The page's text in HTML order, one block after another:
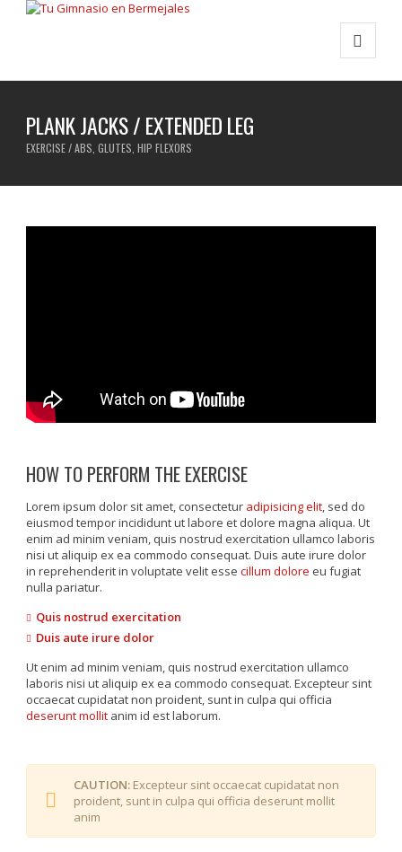
PLANK JACKS / EXTENDED LEG
EXERCISE / ABS, GLUTES, HIP FLEXORS
HOW TO PERFORM THE EXERCISE
Lorem ipsum dolor sit amet, consectetur adipisicing elit, sed do
eiusmod tempor incididunt ut labore et dolore magna aliqua. Ut
enim ad minim veniam, quis nostrud exercitation ullamco laboris
nisi ut aliquip ex ea commodo consequat. Duis aute irure dolor
in reprehenderit in voluptate velit essecillum dolore eu fugiat
nulla pariatur.
Quis nostrud exercitation
Duis aute irure dolor
Ut enim ad minim veniam, quis nostrud exercitation ullamco
laboris nisi ut aliquip ex ea commodo consequat. Excepteur sint
occaecat cupidatat non proident, sunt in culpa qui officia
deserunt mollit anim id est laborum.
CAUTION: Excepteur sint occaecat cupidatat non
proident, sunt in culpa qui officia deserunt mollit
anim